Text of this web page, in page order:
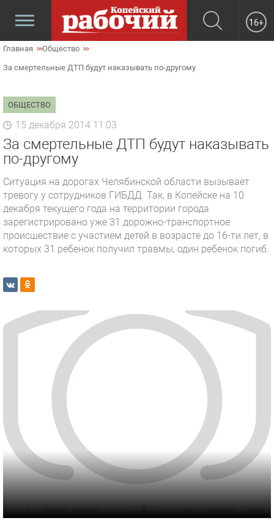
16+
Главная Общество
За смертельные ДТП будут наказывать по-другому
ОБЩЕСТВО
15 декабря 2014 11:03
За смертельные ДТП будут наказывать
по-другому
Ситуация на дорогах Челябинской области вызывает
тревогу у сотрудников ГИБДД. Так, в Копейске на 10
декабря текущего года на территории города
зарегистрировано уже 31 дорожно-транспортное
происшествие с участием детей в возрасте до 16-ти лет, в
которых 31 ребенок получил травмы, один ребенок погиб.